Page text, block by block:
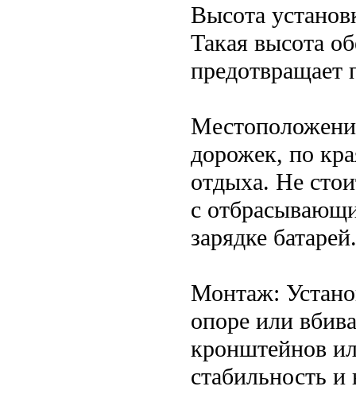
Высота
Такая высота
предотвращает
дорожек, по
отдыха. Не
с
зарядке батарей.
Монтаж:
опоре или
кронштейнов
стабильность